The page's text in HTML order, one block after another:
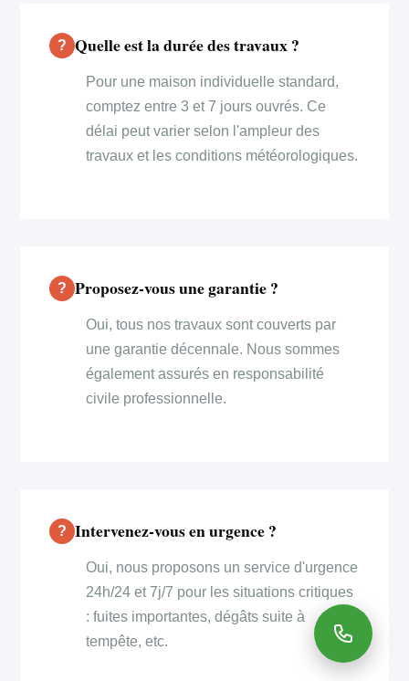
Quelle est la durée des travaux ?
Pour une maison individuelle standard,
comptez entre 3 et 7 jours ouvrés. Ce
délai peut varier selon l'ampleur des
travaux et les conditions météorologiques.
Proposez-vous une garantie ?
Oui, tous nos travaux sont couverts par
une garantie décennale. Nous sommes
également assurés en responsabilité
civile professionnelle.
Intervenez-vous en urgence ?
Oui, nous proposons un service d'urgence
24h/24 et 7j/7 pour les situations critiques
: fuites importantes, dégâts suite à
tempête, etc.